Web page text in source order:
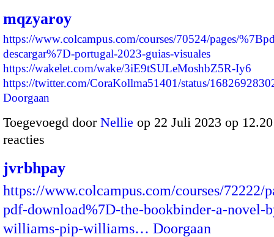
mqzyaroy
https://www.colcampus.com/courses/70524/pages/
descargar%7D-portugal-2023-guias-visuales
https://wakelet.com/wake/3iE9tSULeMoshbZ5R-Iy6
https://twitter.com/CoraKollma51401/status/
Doorgaan
Toegevoegd door Nellie op 22 Juli 2023 op
reacties
jvrbhpay
https://www.colcampus.com/courses/72222/
pdf-download%7D-the-bookbinder-a-novel-
williams-pip-williams… Doorgaan